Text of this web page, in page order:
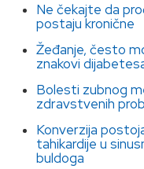
Ne čekajte da
postaju kronične
Žeđanje, često
znakovi
Bolesti zubnog
zdravstvenih
Konverzija
tahikardije u
buldoga